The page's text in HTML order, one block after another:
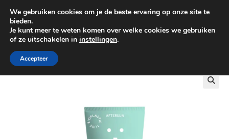
GRATIS BEZORGING VANAF €100
We gebruiken cookies om je de beste ervaring op onze site te
bieden.
Je kunt meer te weten komen over welke cookies we gebruiken
of ze uitschakelen in instellingen.
Accepteer